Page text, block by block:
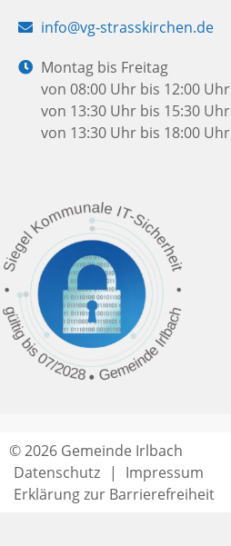
E- info@vg-strasskirchen.de
Öffnungszeiten:
Montag bis Freitag
von 08:00 Uhr bis 12:00 Uhr
von 13:30 Uhr bis 15:30 Uhr
von 13:30 Uhr bis 18:00 Uhr
© 2026 Gemeinde Irlbach
Datenschutz
Impressum
Erklärung zur Barrierefreiheit